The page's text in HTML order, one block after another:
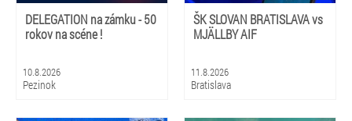
DELEGATION na zámku - 50
rokov na scéne !
10.8.2026
Pezinok
ŠK SLOVAN BRATISLAVA vs
MJÄLLBY AIF
11.8.2026
Bratislava